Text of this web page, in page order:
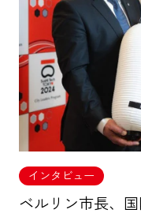
インタビュー
ベルリン市長、